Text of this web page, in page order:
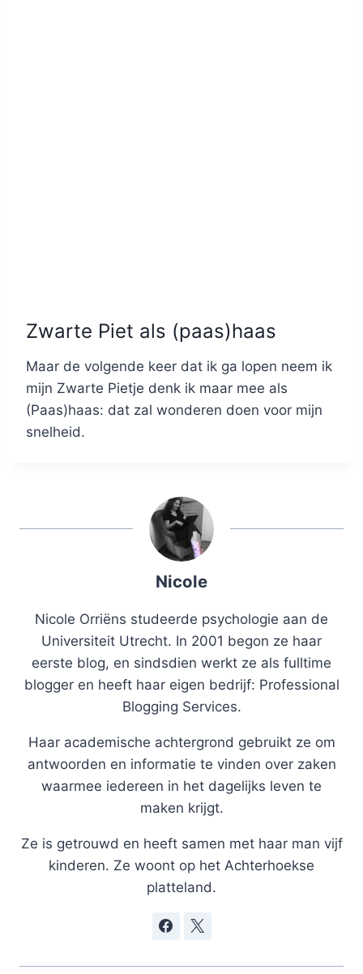
Zwarte Piet als (paas)haas
Maar de volgende keer dat ik ga lopen neem ik
mijn Zwarte Pietje denk ik maar mee als
(Paas)haas: dat zal wonderen doen voor mijn
snelheid.
Nicole
Nicole Orriëns studeerde psychologie aan de
Universiteit Utrecht. In 2001 begon ze haar
eerste blog, en sindsdien werkt ze als fulltime
blogger en heeft haar eigen bedrijf: Professional
Blogging Services.
Haar academische achtergrond gebruikt ze om
antwoorden en informatie te vinden over zaken
waarmee iedereen in het dagelijks leven te
maken krijgt.
Ze is getrouwd en heeft samen met haar man vijf
kinderen. Ze woont op het Achterhoekse
platteland.